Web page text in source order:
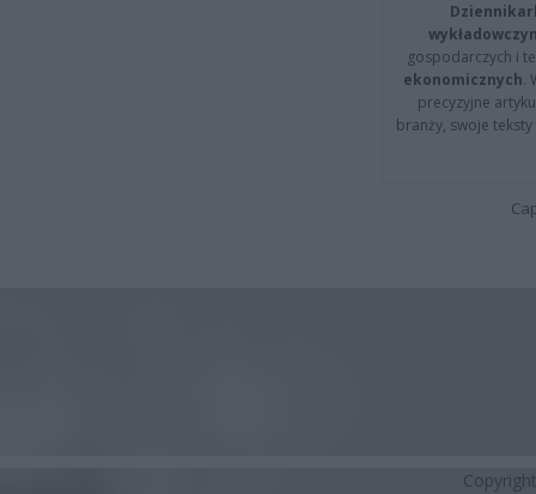
gospodarczych i
ekonomicznych.
precyzyjne
branży, swoje